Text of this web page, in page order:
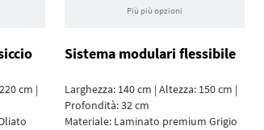
cm |
Più più opzioni
Sistema modulari flessibile
Larghezza: 140 cm | Altezza: 150 cm |
Profondità: 32 cm
Materiale: Laminato premium Grigio